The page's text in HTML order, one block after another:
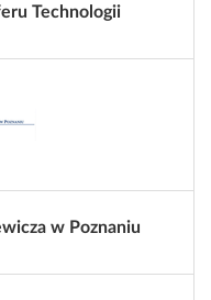
Technologii
w Poznaniu